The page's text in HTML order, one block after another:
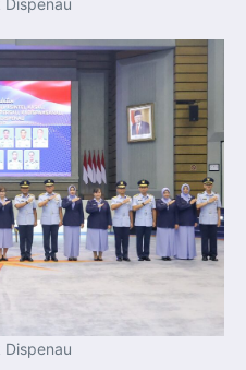
Dispenau